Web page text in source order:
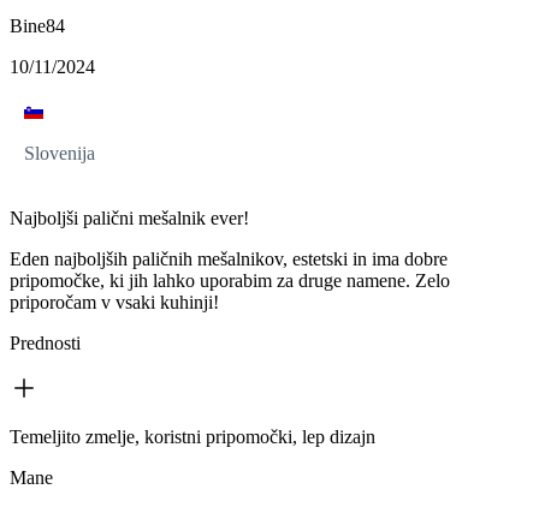
Bine84
10/11/2024
Slovenija
Najboljši palični mešalnik ever!
Eden najboljših paličnih mešalnikov, estetski in ima dobre
pripomočke, ki jih lahko uporabim za druge namene. Zelo
priporočam v vsaki kuhinji!
Prednosti
Temeljito zmelje, koristni pripomočki, lep dizajn
Mane